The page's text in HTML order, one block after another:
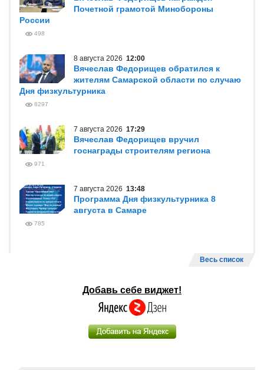
Почетной грамотой Минобороны
России
498
8 августа 2026 12:00
Вячеслав Федорищев обратился к
жителям Самарской области по случаю
Дня физкультурника
8297
7 августа 2026 17:29
Вячеслав Федорищев вручил
госнаграды строителям региона
971
7 августа 2026 13:48
Программа Дня физкультурника 8
августа в Самаре
785
Весь список
Добавь себе виджет!